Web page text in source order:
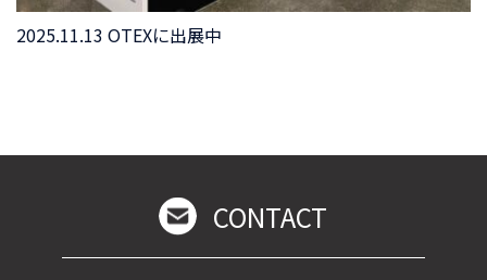
2025.11.13 OTEXに出展中
CONTACT